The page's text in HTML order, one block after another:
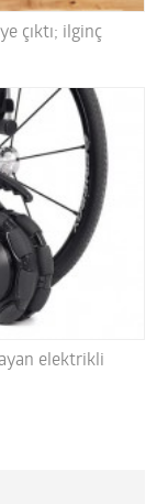
çıktı; ilginç
elektrikli